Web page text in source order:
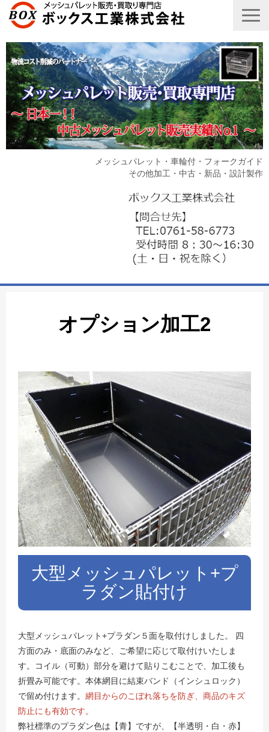
メッシュパレット・車輪付・フォークガイド
その他加工・中古・新品・設計製作
商品一覧表
製造工場
代理店募集
会社情報
お問い合わせ
オプション加工2
大型メッシュパレット+プ
ラダン貼付け
大型メッシュパレット+プラダン５面を取付けしました。
四
方面のみ・底面のみなど、ご希望に応じて取付けいたしま
す。
コイル（可動）部分を避けて貼りこむことで、加工後も
折畳み可能です。本体網目に結束バンド（インシュロック）
で留め付けます。 網目からのこぼれ落ちを防ぎ、商品のキズ
防止にも有効です。
弊社標準のプラダン色は【青】ですが、【半透明・白・赤】